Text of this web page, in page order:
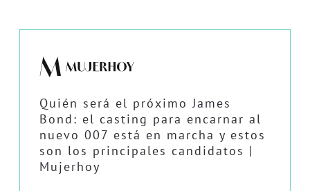
Quién será el próximo James
Bond: el casting para encarnar al
nuevo 007 está en marcha y estos
son los principales candidatos |
Mujerhoy